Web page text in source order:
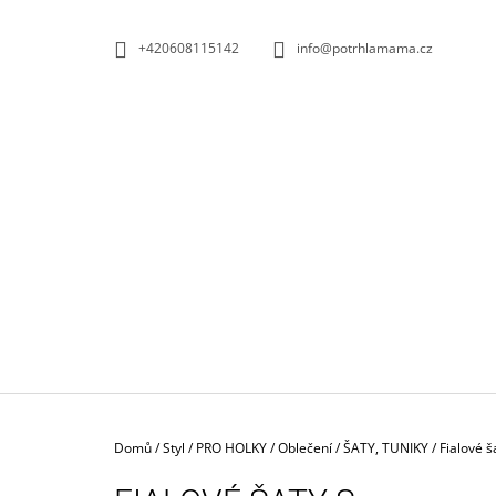
+420608115142 info@potrhlamama.cz
Domů/Styl / PRO HOLKY/Oblečení/ŠATY, TUNIKY/ Fialové
MUŠELÍN PUNTÍK